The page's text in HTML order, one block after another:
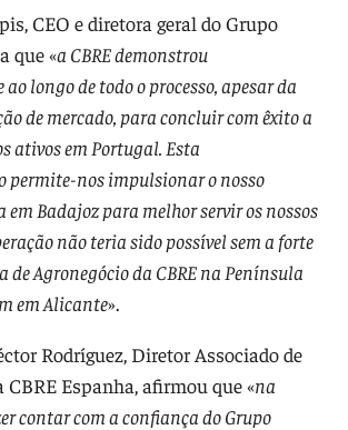
CEO e diretora geral do Grupo
que «a CBRE demonstrou
longo de todo o processo, apesar da
de mercado, para concluir com êxito a
ativos em Portugal. Esta
permite-nos impulsionar o nosso
em Badajoz para melhor servir os nossos
não teria sido possível sem a forte
de Agronegócio da CBRE na Península
em Alicante».
Rodríguez, Diretor Associado de
CBRE Espanha, afirmou que «na
contar com a confiança do Grupo